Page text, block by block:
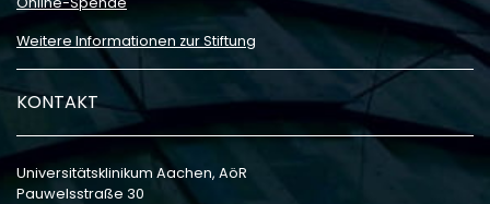
Weitere Informationen zur Stiftung
KONTAKT
Universitätsklinikum Aachen, AöR
Pauwelsstraße 30